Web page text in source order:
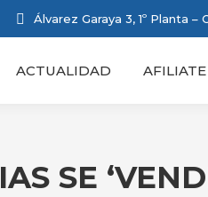
Álvarez Garaya 3, 1º Planta
ACTUALIDAD AFILIATE
SE